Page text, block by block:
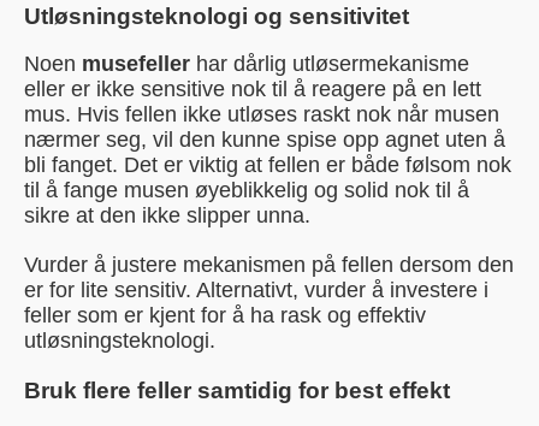
Utløsningsteknologi og sensitivitet
Noen musefeller har dårlig utløsermekanisme
eller er ikke sensitive nok til å reagere på en lett
mus. Hvis fellen ikke utløses raskt nok når musen
nærmer seg, vil den kunne spise opp agnet uten å
bli fanget. Det er viktig at fellen er både følsom nok
til å fange musen øyeblikkelig og solid nok til å
sikre at den ikke slipper unna.
Vurder å justere mekanismen på fellen dersom den
er for lite sensitiv. Alternativt, vurder å investere i
feller som er kjent for å ha rask og effektiv
utløsningsteknologi.
Bruk flere feller samtidig for best effekt